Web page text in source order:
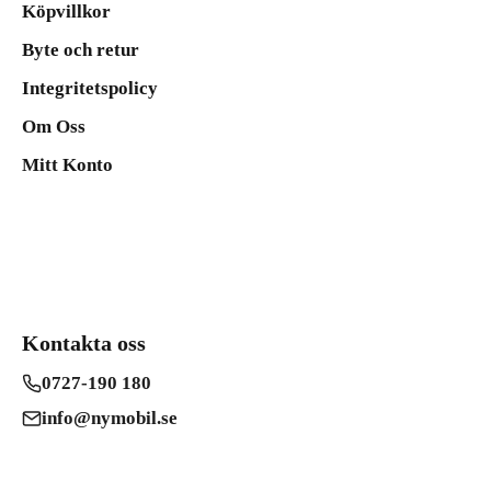
Köpvillkor
Byte och retur
Integritetspolicy
Om Oss
Mitt Konto
Kontakta oss
0727-190 180
info@nymobil.se